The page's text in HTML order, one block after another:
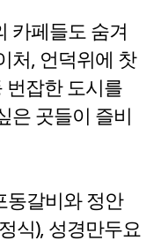
카페들도 숨겨
처, 언덕위에 찻
번잡한 도시를
은 곳들이 즐비
동갈비와 정안
식), 성경만두요